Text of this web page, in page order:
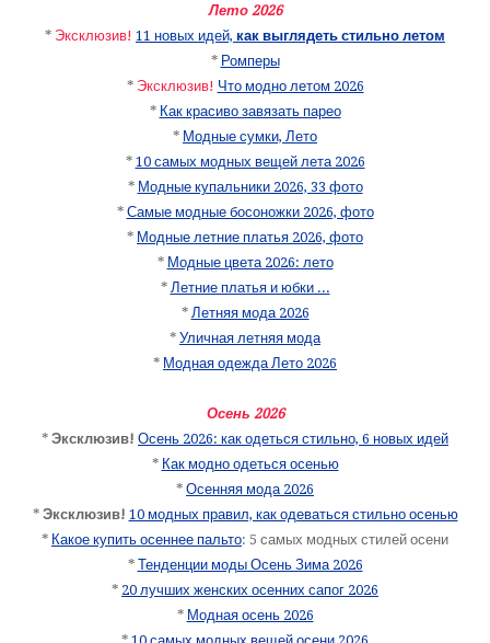
Лето 2026
* Эксклюзив! 11 новых идей, как выглядеть стильно летом
* Ромперы
* Эксклюзив! Что модно летом 2026
* Как красиво завязать парео
* Модные сумки, Лето
* 10 самых модных вещей лета 2026
* Модные купальники 2026, 33 фото
* Самые модные босоножки 2026, фото
* Модные летние платья 2026, фото
* Модные цвета 2026: лето
* Летние платья и юбки ...
* Летняя мода 2026
* Уличная летняя мода
* Модная одежда Лето 2026
Осень 2026
* Эксклюзив! Осень 2026: как одеться стильно, 6 новых идей
* Как модно одеться осенью
* Осенняя мода 2026
* Эксклюзив! 10 модных правил, как одеваться стильно осенью
* Какое купить осеннее пальто: 5 самых модных стилей осени
* Тенденции моды Осень Зима 2026
* 20 лучших женских осенних сапог 2026
* Модная осень 2026